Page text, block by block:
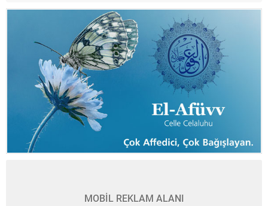
MOBİL REKLAM ALANI